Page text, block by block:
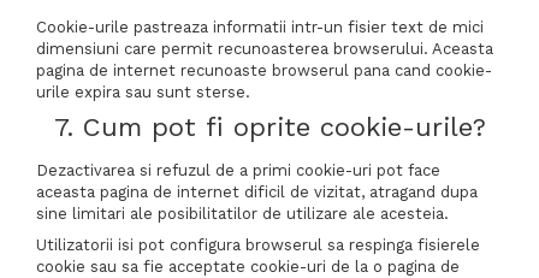
Cookie-urile pastreaza informatii intr-un fisier text de mici
dimensiuni care permit recunoasterea browserului. Aceasta
pagina de internet recunoaste browserul pana cand cookie-
urile expira sau sunt sterse.
7. Cum pot fi oprite cookie-urile?
Dezactivarea si refuzul de a primi cookie-uri pot face
aceasta pagina de internet dificil de vizitat, atragand dupa
sine limitari ale posibilitatilor de utilizare ale acesteia.
Utilizatorii isi pot configura browserul sa respinga fisierele
cookie sau sa fie acceptate cookie-uri de la o pagina de